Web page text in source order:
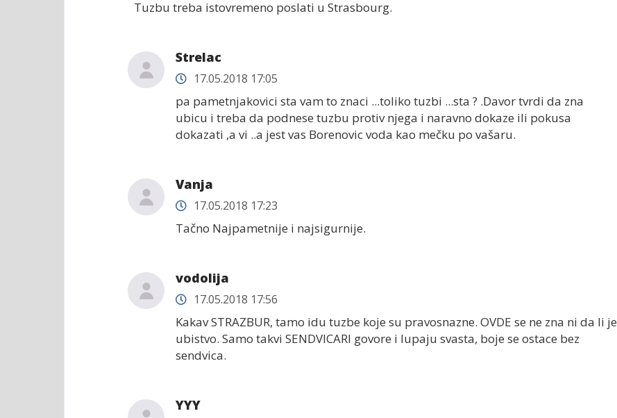
Tuzbu treba istovremeno poslati u Strasbourg.
Strelac
17.05.2018 17:05
pa pametnjakovici sta vam to znaci ...toliko tuzbi ...sta ? .Davor tvrdi da zna
ubicu i treba da podnese tuzbu protiv njega i naravno dokaze ili pokusa
dokazati ,a vi ..a jest vas Borenovic voda kao mečku po vašaru.
Vanja
17.05.2018 17:23
Tačno Najpametnije i najsigurnije.
vodolija
17.05.2018 17:56
Kakav STRAZBUR, tamo idu tuzbe koje su pravosnazne. OVDE se ne zna ni da li je
ubistvo. Samo takvi SENDVICARI govore i lupaju svasta, boje se ostace bez
sendvica.
YYY